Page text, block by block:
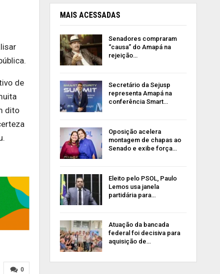
de
dito
0
MAIS ACESSADAS
Senadores compraram
“causa” do Amapá na
rejeição…
Secretário da Sejusp
representa Amapá na
conferência Smart…
Oposição acelera
montagem de chapas ao
Senado e exibe força…
Eleito pelo PSOL, Paulo
Lemos usa janela
partidária para…
Atuação da bancada
federal foi decisiva para
aquisição de…